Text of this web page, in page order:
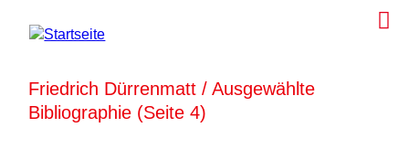
Friedrich Dürrenmatt / Ausgewählte
Bibliographie (Seite 4)